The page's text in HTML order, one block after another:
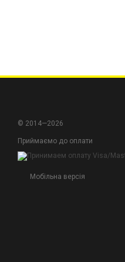
© 2014—2026
Приймаємо до оплати
Мобільна версія